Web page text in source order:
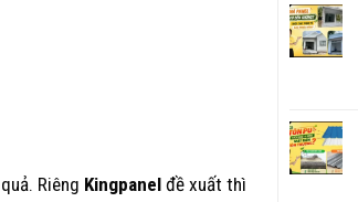
Riêng Kingpanel đề xuất thì